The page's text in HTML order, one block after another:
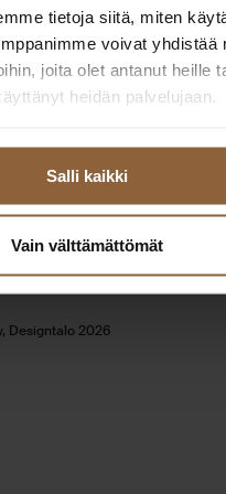
tietoja siitä, miten
voivat yhdistää
joita olet antanut heille
heidän palvelujaan.
Salli kaikki
Vain välttämättömät
Toimipisteet
Tilaa esitteet
Talomallisto
Taloesittelyt
Designtalo 2026